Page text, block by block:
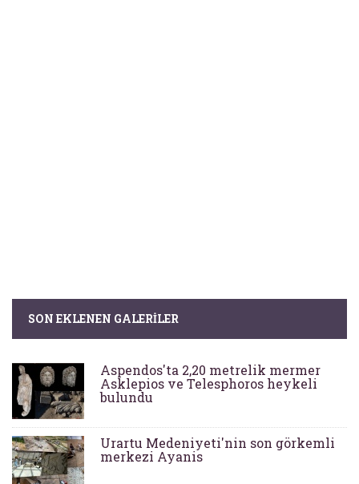
SON EKLENEN GALERILER
Aspendos'ta 2,20 metrelik mermer
Asklepios ve Telesphoros heykeli
bulundu
Urartu Medeniyeti'nin son görkemli
merkezi Ayanis